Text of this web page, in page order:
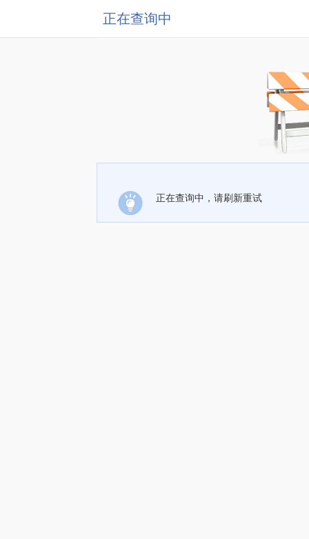
正在查询中
正在查询中，请刷新重试